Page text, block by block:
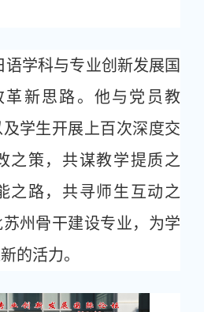
语学科与专业创新发展国
革新思路。他与党员教
学生开展上百次深度交
之策，共谋教学提质之
之路，共寻师生互动之
州骨干建设专业，为学
的活力。